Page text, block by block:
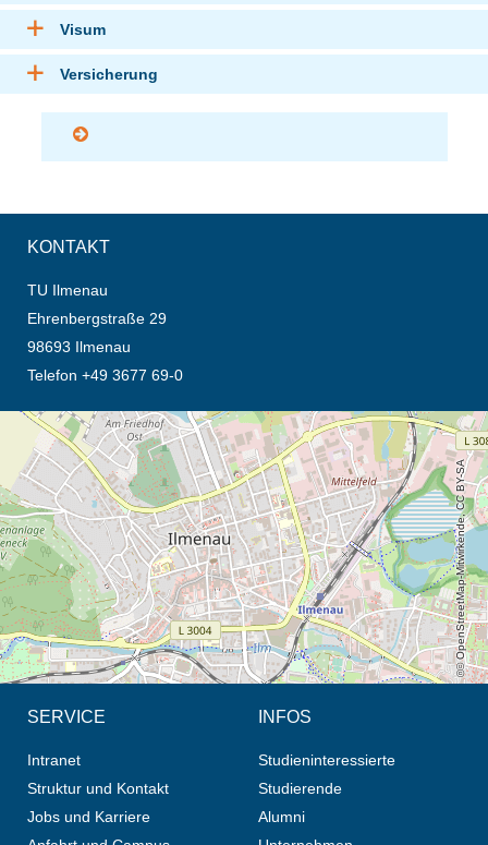
Visum
Versicherung
KONTAKT
TU Ilmenau
Ehrenbergstraße 29
98693 Ilmenau
Telefon +49 3677 69-0
Öffnet die Anfahrtsbeschreibung in neuem Tab (Karte)
© OpenStreetMap-Mitwirkende, CC BY-SA
SERVICE
Intranet
Struktur und Kontakt
Jobs und Karriere
INFOS
Studieninteressierte
Studierende
Alumni